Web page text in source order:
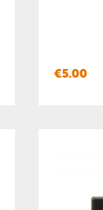
€5.00